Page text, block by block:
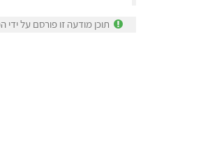
תוכן מודעה זו פורסם על